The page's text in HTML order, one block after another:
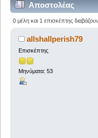
Αποστολέας
0 μέλη και 1 επισκέπτης
allshallperish79
Επισκέπτης
Μηνύματα: 53